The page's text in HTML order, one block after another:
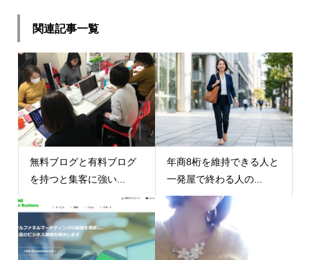
関連記事一覧
無料ブログと有料ブログ
を持つと集客に強い...
年商8桁を維持できる人と
一発屋で終わる人の...